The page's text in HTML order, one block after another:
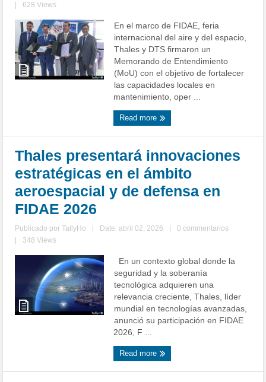
628 Views
En el marco de FIDAE, feria
internacional del aire y del espacio,
Thales y DTS firmaron un
Memorando de Entendimiento
(MoU) con el objetivo de fortalecer
las capacidades locales en
mantenimiento, oper ...
Read more
Thales presentará innovaciones
estratégicas en el ámbito
aeroespacial y de defensa en
FIDAE 2026
Publicado porTallyHo Date: abril 02, 2026
0 commentarios
348 Views
En un contexto global donde la
seguridad y la soberanía
tecnológica adquieren una
relevancia creciente, Thales, líder
mundial en tecnologías avanzadas,
anunció su participación en FIDAE
2026, F ...
Read more